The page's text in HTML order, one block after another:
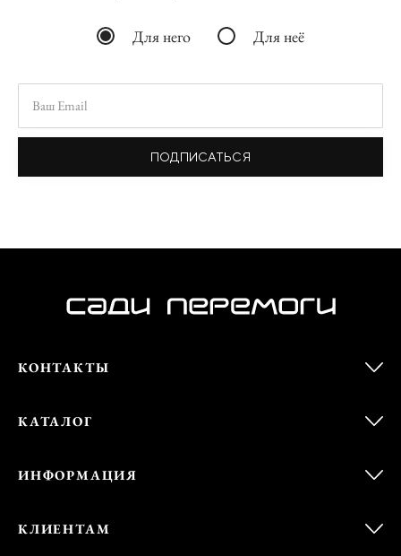
Для него Для неё
ПОДПИСАТЬСЯ
КОНТАКТЫ
КАТАЛОГ
ИНФОРМАЦИЯ
КЛИЕНТАМ